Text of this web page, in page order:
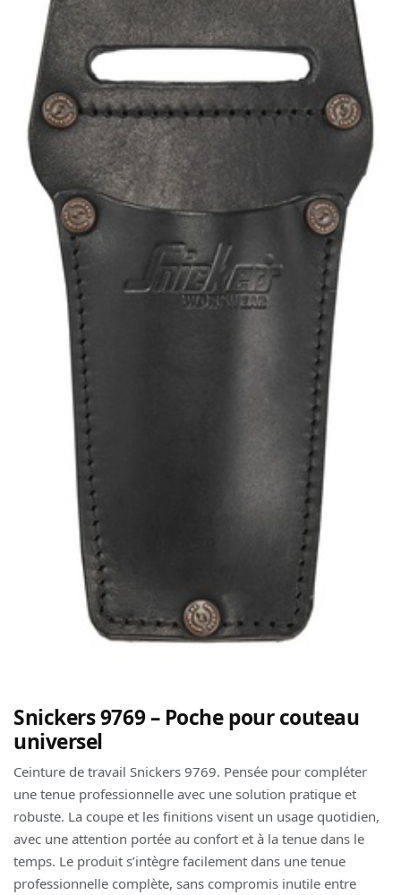
Snickers 9769 – Poche pour couteau
universel
Ceinture de travail Snickers 9769. Pensée pour compléter
une tenue professionnelle avec une solution pratique et
robuste. La coupe et les finitions visent un usage quotidien,
avec une attention portée au confort et à la tenue dans le
temps. Le produit s’intègre facilement dans une tenue
professionnelle complète, sans compromis inutile entre